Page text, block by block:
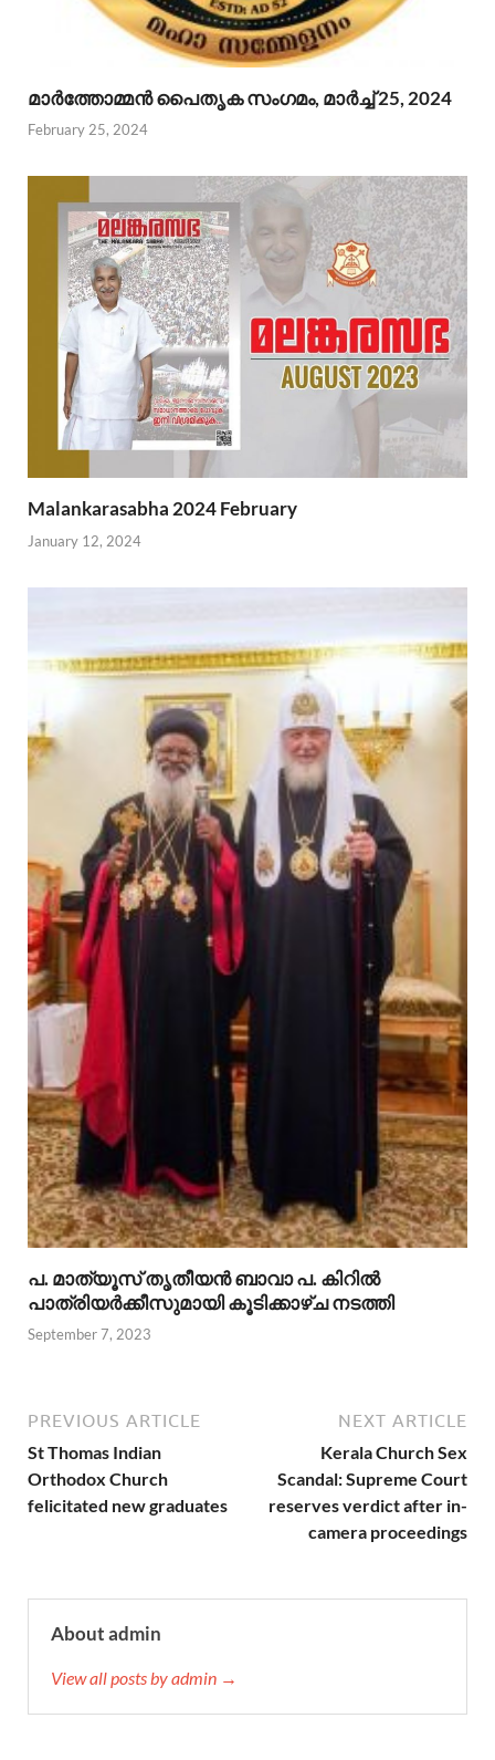
മാര്‍ത്തോമ്മന്‍ പൈതൃക സംഗമം, മാര്‍ച്ച് 25, 2024
February 25, 2024
Malankarasabha 2024 February
January 12, 2024
പ. മാത്യൂസ് തൃതീയന്‍ ബാവാ പ. കിറില്‍
പാത്രിയര്‍ക്കീസുമായി കൂടിക്കാഴ്ച നടത്തി
September 7, 2023
PREVIOUS ARTICLE
St Thomas Indian
Orthodox Church
felicitated new graduates
NEXT ARTICLE
Kerala Church Sex
Scandal: Supreme Court
reserves verdict after in-
camera proceedings
About admin
View all posts by admin →